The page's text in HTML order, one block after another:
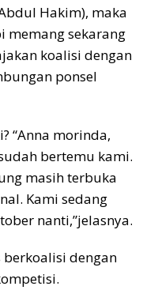
Hakim), maka
memang sekarang
koalisi dengan
ponsel
“Anna morinda,
bertemu kami.
masih terbuka
Kami sedang
nanti,”jelasnya.
berkoalisi dengan